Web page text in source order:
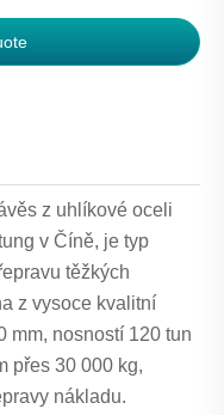
z uhlíkové oceli
v Číně, je typ
těžkých
z vysoce kvalitní
mm, nosností 120 tun
přes 30 000 kg,
nákladu.